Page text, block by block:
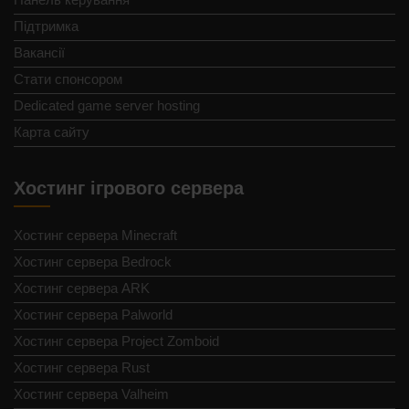
Підтримка
Вакансії
Стати спонсором
Dedicated game server hosting
Карта сайту
Хостинг ігрового сервера
Хостинг сервера Minecraft
Хостинг сервера Bedrock
Хостинг сервера ARK
Хостинг сервера Palworld
Хостинг сервера Project Zomboid
Хостинг сервера Rust
Хостинг сервера Valheim